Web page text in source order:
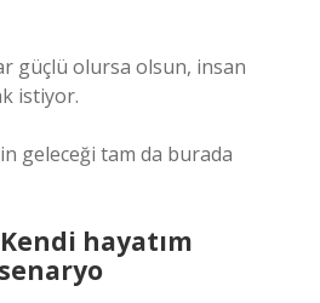
güçlü olursa olsun, insan
istiyor.
geleceği tam da burada
hayatım